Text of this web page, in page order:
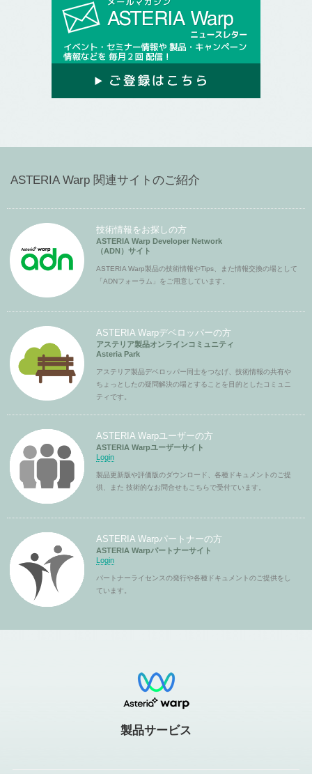
ASTERIA Warp 関連サイトのご紹介
技術情報をお探しの方
ASTERIA Warp Developer Network
（ADN）サイト
ASTERIA Warp製品の技術情報やTips、また情報交換の場として
「ADNフォーラム」をご用意しています。
ASTERIA Warpデベロッパーの方
アステリア製品オンラインコミュニティ
Asteria Park
アステリア製品デベロッパー同士をつなげ、技術情報の共有や
ちょっとしたの疑問解決の場とすることを目的としたコミュニ
ティです。
ASTERIA Warpユーザーの方
ASTERIA Warpユーザーサイト
Login
製品更新版や評価版のダウンロード、各種ドキュメントのご提
供、また 技術的なお問合せもこちらで受付ています。
ASTERIA Warpパートナーの方
ASTERIA Warpパートナーサイト
Login
パートナーライセンスの発行や各種ドキュメントのご提供をし
ています。
製品サービス